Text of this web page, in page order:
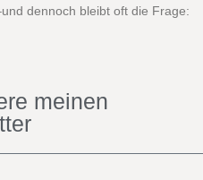
dennoch bleibt oft die Frage:
meinen